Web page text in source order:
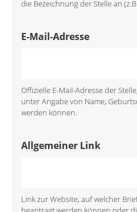
die Bezeichnung der Stelle an
E-Mail-Adresse
Offizielle E-Mail-Adresse der
unter Angabe von Name,
werden können.
Allgemeiner Link
Link zur Website, auf welcher